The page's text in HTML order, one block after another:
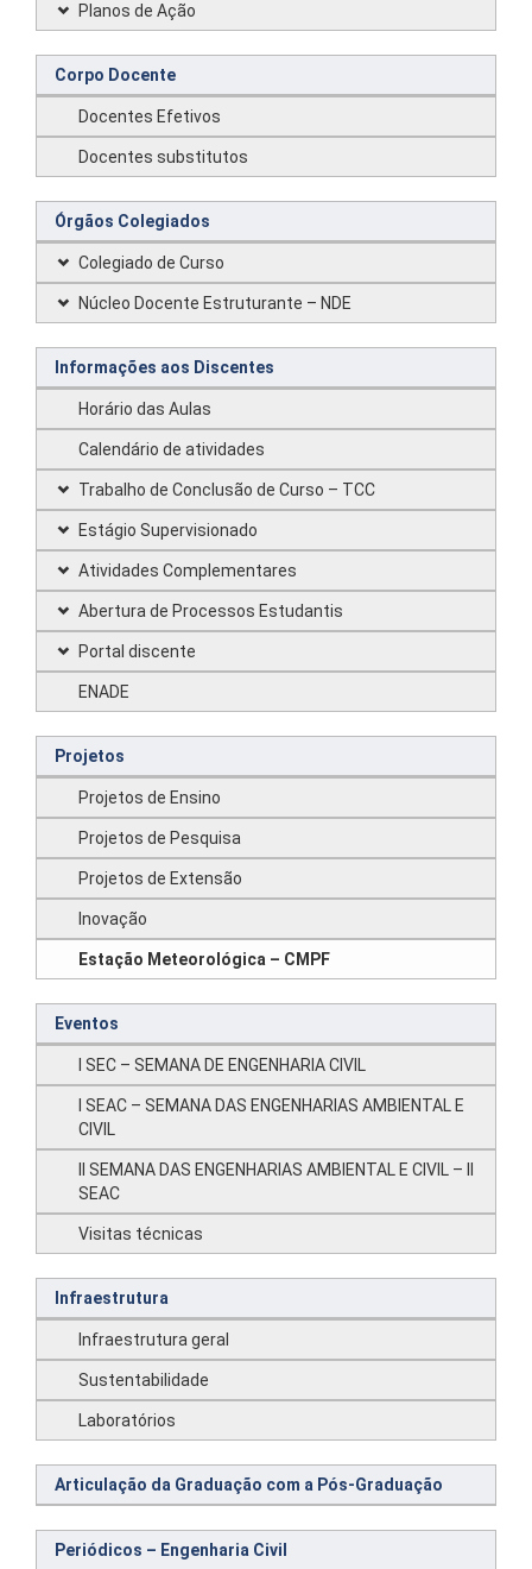
Planos de Ação
Corpo Docente
Docentes Efetivos
Docentes substitutos
Órgãos Colegiados
Colegiado de Curso
Núcleo Docente Estruturante – NDE
Informações aos Discentes
Horário das Aulas
Calendário de atividades
Trabalho de Conclusão de Curso – TCC
Estágio Supervisionado
Atividades Complementares
Abertura de Processos Estudantis
Portal discente
ENADE
Projetos
Projetos de Ensino
Projetos de Pesquisa
Projetos de Extensão
Inovação
Estação Meteorológica – CMPF
Eventos
I SEC – SEMANA DE ENGENHARIA CIVIL
I SEAC – SEMANA DAS ENGENHARIAS AMBIENTAL E
CIVIL
II SEMANA DAS ENGENHARIAS AMBIENTAL E CIVIL – II
SEAC
Visitas técnicas
Infraestrutura
Infraestrutura geral
Sustentabilidade
Laboratórios
Articulação da Graduação com a Pós-Graduação
Periódicos – Engenharia Civil